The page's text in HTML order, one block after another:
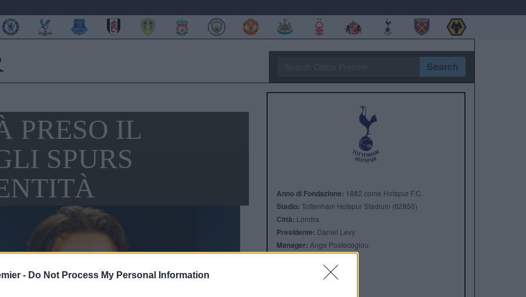
- Do Not Process My Personal Information
Search
PRESO IL
SPURS
Anno di Fondazione: 1882 come Hotspur F.C.
Stadio: Tottenham Hotspur Stadium (62850)
Città: Londra
Presidente: Daniel Levy
Manager: Ange Postecoglou
Premier League:2